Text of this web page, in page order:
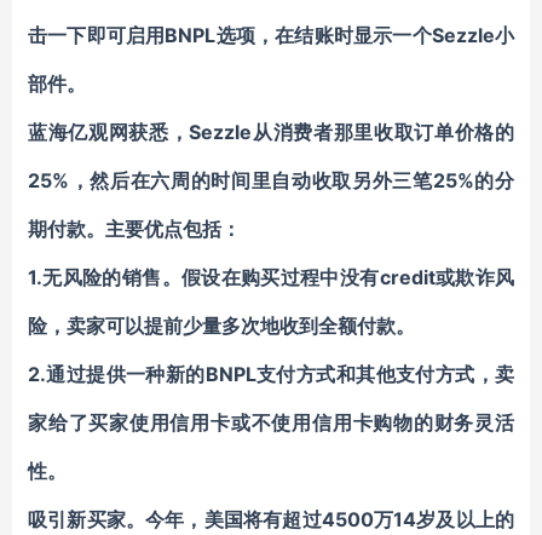
击一下即可启用BNPL选项，在结账时显示一个Sezzle小
部件。
蓝海亿观网获悉，Sezzle从消费者那里收取订单价格的
25%，然后在六周的时间里自动收取另外三笔25%的分
期付款。主要优点包括：
1.无风险的销售。假设在购买过程中没有credit或欺诈风
险，卖家可以提前少量多次地收到全额付款。
2.通过提供一种新的BNPL支付方式和其他支付方式，卖
家给了买家使用信用卡或不使用信用卡购物的财务灵活
性。
吸引新买家。今年， 美国将有超过4500万14岁及以上的